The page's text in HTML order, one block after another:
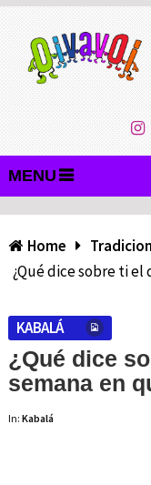
MENU
Home
¿Qué dice sobre ti el
KABALÁ
¿Qué dice
semana en
In: Kabalá